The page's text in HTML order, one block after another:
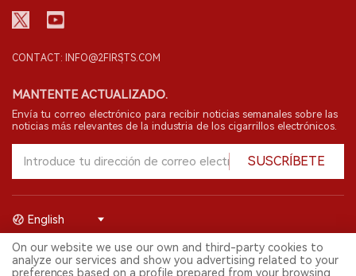
CONTACT: INFO@2FIRSTS.COM
MANTENTE ACTUALIZADO.
Envía tu correo electrónico para recibir noticias semanales sobre las
noticias más relevantes de la industria de los cigarrillos electrónicos.
SUSCRÍBETE
© 2026 Shenzhen 2FIRSTS Technology Co.,Ltd. Todos los derechos
reservados.
English
On our website we use our own and third-party cookies to
analyze our services and show you advertising related to your
preferences based on a profile prepared from your browsing